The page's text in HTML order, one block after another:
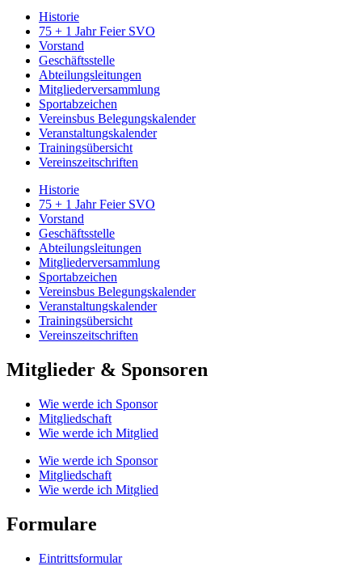
Historie
75 + 1 Jahr Feier SVO
Vorstand
Geschäftsstelle
Abteilungsleitungen
Mitgliederversammlung
Sportabzeichen
Vereinsbus Belegungskalender
Veranstaltungskalender
Trainingsübersicht
Vereinszeitschriften
Historie
75 + 1 Jahr Feier SVO
Vorstand
Geschäftsstelle
Abteilungsleitungen
Mitgliederversammlung
Sportabzeichen
Vereinsbus Belegungskalender
Veranstaltungskalender
Trainingsübersicht
Vereinszeitschriften
Mitglieder & Sponsoren
Wie werde ich Sponsor
Mitgliedschaft
Wie werde ich Mitglied
Wie werde ich Sponsor
Mitgliedschaft
Wie werde ich Mitglied
Formulare
Eintrittsformular